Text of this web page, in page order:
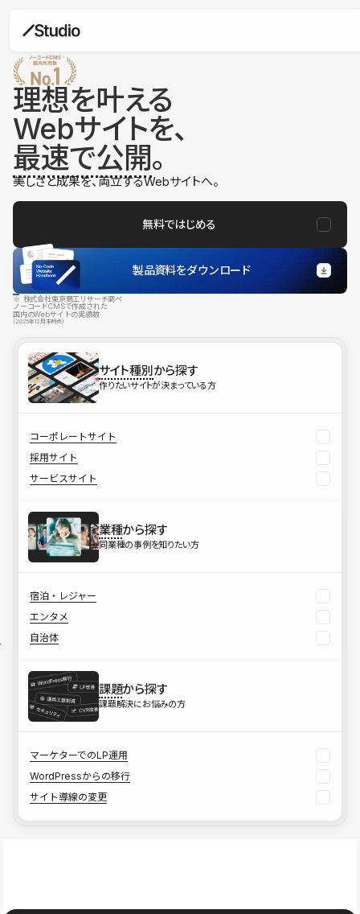
理想を叶える
Webサイトを、
最速で公開。
美しさと成果を、両立するWebサイトへ。
無料ではじめる
製品資料をダウンロード
※ 株式会社東京商工リサーチ調べ
ノーコードCMSで作成された
国内のWebサイトの実績数
（2025年12月末時点）
サイト種別から探す
作りたいサイトが決まっている方
コーポレートサイト
採用サイト
サービスサイト
業種から探す
同業種の事例を知りたい方
宿泊・レジャー
エンタメ
自治体
課題から探す
課題解決にお悩みの方
マーケターでのLP運用
WordPressからの移行
サイト導線の変更